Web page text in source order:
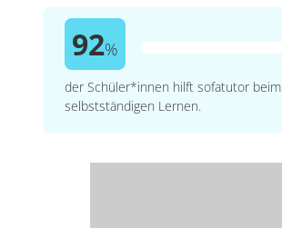
92%
der Schüler*innen hilft sofatutor beim
selbstständigen Lernen.